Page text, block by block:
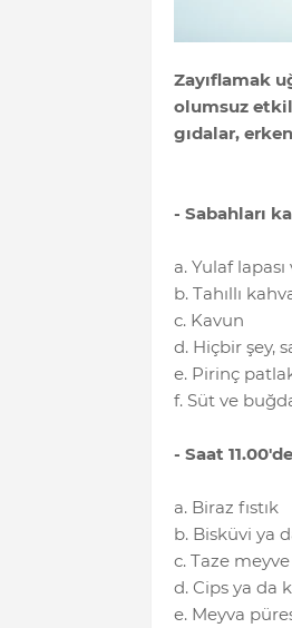
Zayıflamak
olumsuz
gıdalar,
- Sabahları
a. Yulaf
b. Tahıllı
c. Kavun
d. Hiçbir şey,
e. Pirinç
f. Süt ve
- Saat
a. Biraz fıstık
b. Bisküvi ya
c. Taze meyve
d. Cips ya da
e. Meyva